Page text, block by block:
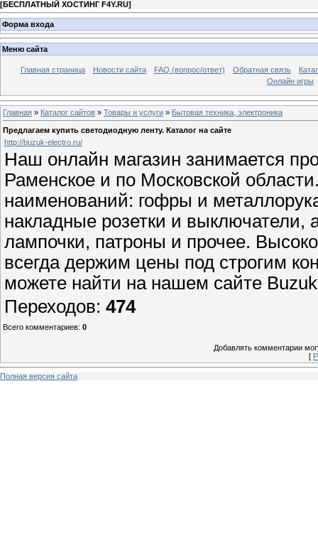
[БЕСПЛАТНЫЙ ХОСТИНГ F4Y.RU]
Форма входа
Меню сайта
Главная страница Новости сайта FAQ (вопрос/ответ) Обратная связь
Онлайн игры
Главная » Каталог сайтов » Товары и услуги » Бытовая техника, электроника
Предлагаем купить светодиодную ленту. Каталог на сайте
http://buzuk-electro.ru/
Наш онлайн магазин занимается
Раменское и по Московской
наименований: гофры и
накладные розетки и
лампочки, патроны и прочее.
всегда держим цены под строгим
можете найти на нашем сайте
Переходов: 474
Всего комментариев: 0
Добавлять комментарии
[
Полная версия сайта